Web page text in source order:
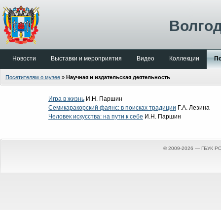
Новости Выставки и мероприятия Видео Коллекции
Посетителям о музее» Научная и издательская деятельность
Игра в жизнь И.Н. Паршин
Семикаракорский фаянс: в поисках традиции Г.А. Лезина
Человек искусства: на пути к себе И.Н. Паршин
© 2009-2026 — ГБУК РО